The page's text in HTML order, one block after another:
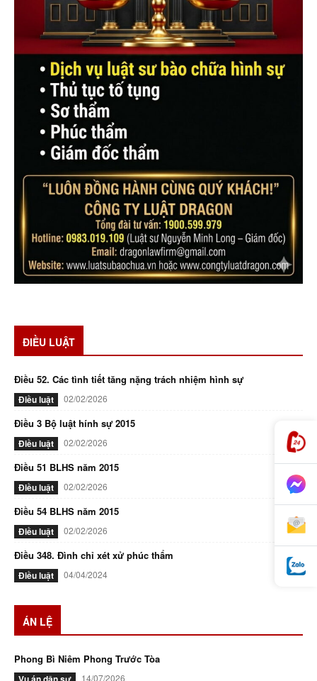
ĐIỀU LUẬT
Điều 52. Các tình tiết tăng nặng trách nhiệm hình sự
Điều luật 02/02/2026
Điều 3 Bộ luật hính sự 2015
Điều luật 02/02/2026
Điều 51 BLHS năm 2015
Điều luật 02/02/2026
Điều 54 BLHS năm 2015
Điều luật 02/02/2026
Điều 348. Đình chỉ xét xử phúc thẩm
Điều luật 04/04/2024
ÁN LỆ
Phong Bì Niêm Phong Trước Tòa
14/07/2026